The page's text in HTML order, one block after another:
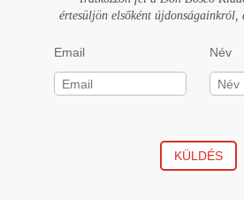
értesüljön elsőként
Email Név
KÜLDÉS